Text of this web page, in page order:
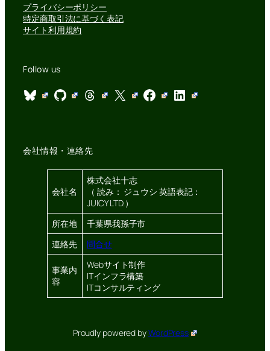
プライバシーポリシー
特定商取引法に基づく表記
サイト利用規約
Follow us
Bluesky GitHub Threads X Facebook LinkedIn
会社情報・連絡先
会社名
株式会社十志
（ 読み： ジュウシ 英語表記：
JUICY LTD.）
所在地
千葉県我孫子市
連絡先
問合せ
事業内
容
Webサイト制作
ITインフラ構築
ITコンサルティング
Proudly powered byWordPress